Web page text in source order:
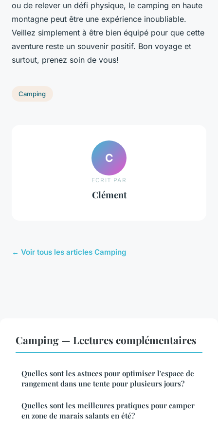
ou de relever un défi physique, le camping en haute
montagne peut être une expérience inoubliable.
Veillez simplement à être bien équipé pour que cette
aventure reste un souvenir positif. Bon voyage et
surtout, prenez soin de vous!
Camping
C
ECRIT PAR
Clément
← Voir tous les articles Camping
Camping — Lectures complémentaires
Quelles sont les astuces pour optimiser l'espace de
rangement dans une tente pour plusieurs jours?
Quelles sont les meilleures pratiques pour camper
en zone de marais salants en été?